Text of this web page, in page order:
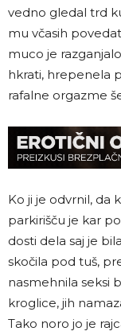
vedno gledal trd
mu včasih
muco je
hkrati, hrepenela
rafalne orgazme
Ko ji je odvrnil, da
parkirišču je kar
dosti dela saj je
skočila pod tuš,
nasmehnila seksi
kroglice, jih
Tako noro jo je